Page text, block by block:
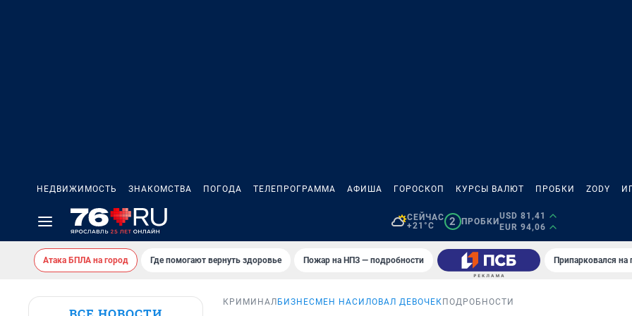
НЕДВИЖИМОСТЬ ЗНАКОМСТВА ПОГОДА ТЕЛЕПРОГРАММА АФИША ГОРОСКОП КУРСЫ ВАЛЮТ ПРОБКИ ZODY
СЕЙЧАС
+21°C
2 ПРОБКИ
USD 81,41
EUR 94,06
Атака БПЛА на город Где помогают вернуть здоровье Пожар на НПЗ — подробности Припарковался на
КРИМИНАЛ БИЗНЕСМЕН НАСИЛОВАЛ ДЕВОЧЕК ПОДРОБНОСТИ